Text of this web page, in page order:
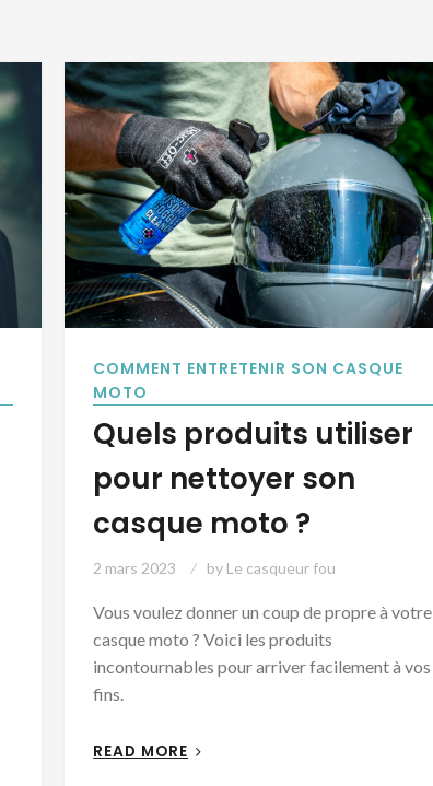
COMMENT ENTRETENIR SON CASQUE
MOTO
Quels produits utiliser
pour nettoyer son
casque moto ?
2 mars 2023 by Le casqueur fou
Vous voulez donner un coup de propre à votre
casque moto ? Voici les produits
incontournables pour arriver facilement à vos
fins.
READ MORE